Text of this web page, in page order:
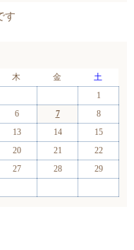
木 金
土
1
6 7
8
13 14
15
20 21
22
27 28
29